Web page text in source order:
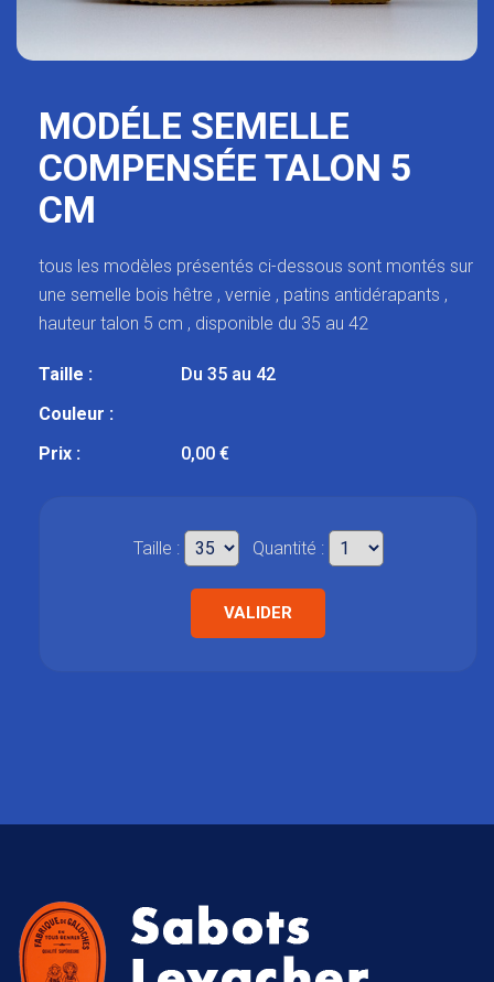
MODÉLE SEMELLE
COMPENSÉE TALON 5
CM
tous les modèles présentés ci-dessous sont montés sur
une semelle bois hêtre , vernie , patins antidérapants ,
hauteur talon 5 cm , disponible du 35 au 42
Taille :
Du 35 au 42
Couleur :
Prix :
0,00 €
Taille : Quantité :
VALIDER